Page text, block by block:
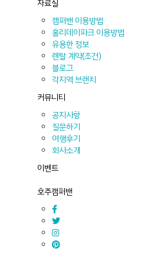
자료실
캠퍼밴 이용방법
홀리데이파크 이용방법
유용한 정보
렌탈 계약(조건)
블로그
각지역 브랜치
커뮤니티
공지사항
질문하기
여행후기
회사소개
이벤트
호주캠퍼밴